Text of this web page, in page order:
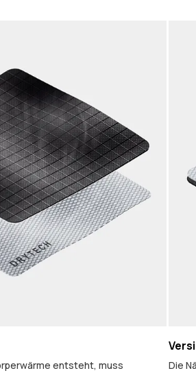
entsteht, muss
Die